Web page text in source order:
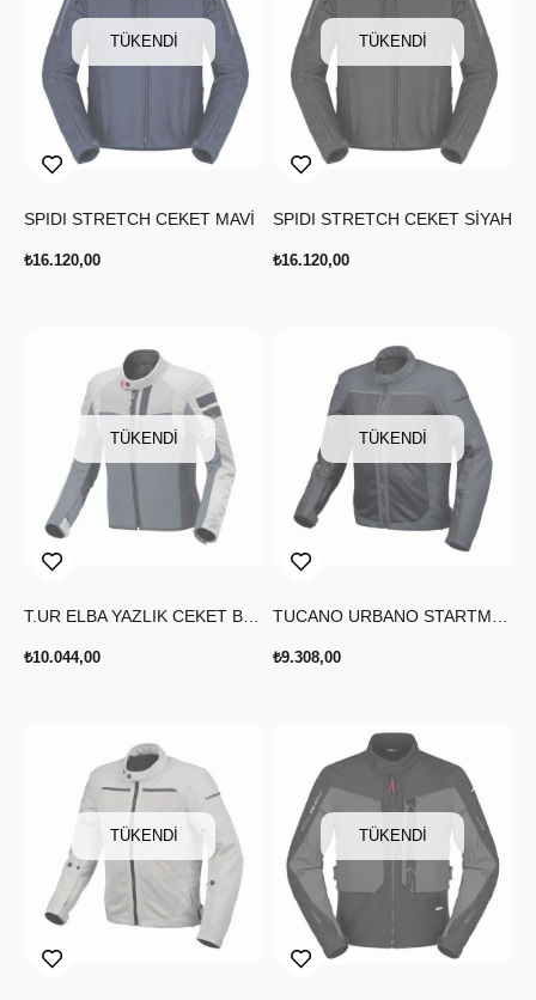
TÜKENDI
SPIDI STRETCH CEKET MAVİ
₺16.120,00
TÜKENDI
SPIDI STRETCH CEKET SİYAH
₺16.120,00
TÜKENDI
₺10.044,00
TÜKENDI
₺9.308,00
TÜKENDI TÜKENDI